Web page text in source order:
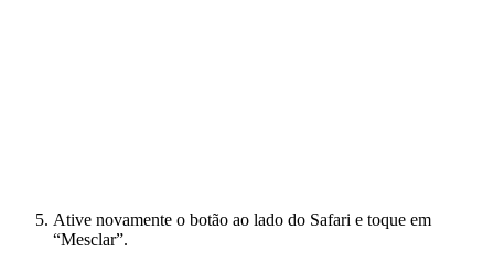
Ative novamente o botão ao lado do Safari e toque em
“Mesclar”.